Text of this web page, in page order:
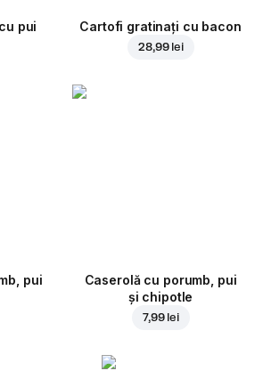
pui Cartofi gratinați cu bacon
28,99 lei
pui
Caserolă cu porumb, pui
și chipotle
7,99 lei